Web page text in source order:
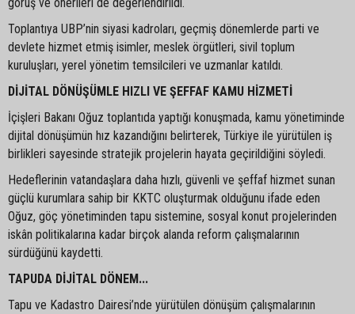
Toplantıya UBP’nin siyasi kadroları, geçmiş dönemlerde parti ve
devlete hizmet etmiş isimler, meslek örgütleri, sivil toplum
kuruluşları, yerel yönetim temsilcileri ve uzmanlar katıldı.
DİJİTAL DÖNÜŞÜMLE HIZLI VE ŞEFFAF KAMU HİZMETİ
İçişleri Bakanı Oğuz toplantıda yaptığı konuşmada, kamu yönetiminde
dijital dönüşümün hız kazandığını belirterek, Türkiye ile yürütülen iş
birlikleri sayesinde stratejik projelerin hayata geçirildiğini söyledi.
Hedeflerinin vatandaşlara daha hızlı, güvenli ve şeffaf hizmet sunan
güçlü kurumlara sahip bir KKTC oluşturmak olduğunu ifade eden
Oğuz, göç yönetiminden tapu sistemine, sosyal konut projelerinden
iskân politikalarına kadar birçok alanda reform çalışmalarının
sürdüğünü kaydetti.
TAPUDA DİJİTAL DÖNEM...
Tapu ve Kadastro Dairesi’nde yürütülen dönüşüm çalışmalarının